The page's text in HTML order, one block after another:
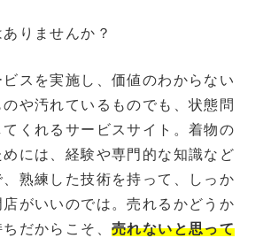
りませんか？
スを実施し、価値のわからない
や汚れているものでも、状態問
くれるサービスサイト。着物の
には、経験や専門的な知識など
熟練した技術を持って、しっか
がいいのでは。売れるかどうか
だからこそ、 売れないと思って